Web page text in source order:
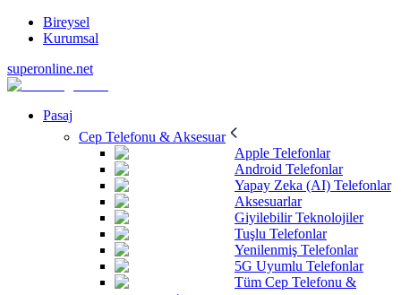
Bireysel
Kurumsal
superonline.net
Pasaj
Cep Telefonu & Aksesuar
Apple Telefonlar
Android Telefonlar
Yapay Zeka (AI) Telefonlar
Aksesuarlar
Giyilebilir Teknolojiler
Tuşlu Telefonlar
Yenilenmiş Telefonlar
5G Uyumlu Telefonlar
Tüm Cep Telefonu &